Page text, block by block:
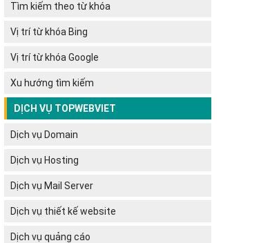
Tìm kiếm theo từ khóa
Vị trí từ khóa Bing
Vị trí từ khóa Google
Xu hướng tìm kiếm
DỊCH VỤ TOPWEBVIET
Dịch vụ Domain
Dịch vụ Hosting
Dịch vụ Mail Server
Dịch vụ thiết kế website
Dịch vụ quảng cáo